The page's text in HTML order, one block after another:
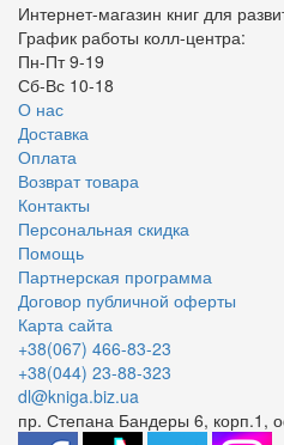
Интернет-магазин книг для
График работы колл-центра:
Пн-Пт 9-19
Сб-Вс 10-18
О нас
Доставка
Оплата
Возврат товара
Контакты
Персональная скидка
Помощь
Партнерская программа
Договор публичной оферты
Карта сайта
+38(067) 466-83-23
+38(044) 23-88-323
dl@kniga.biz.ua
пр. Степана Бандеры 6, корп.1,